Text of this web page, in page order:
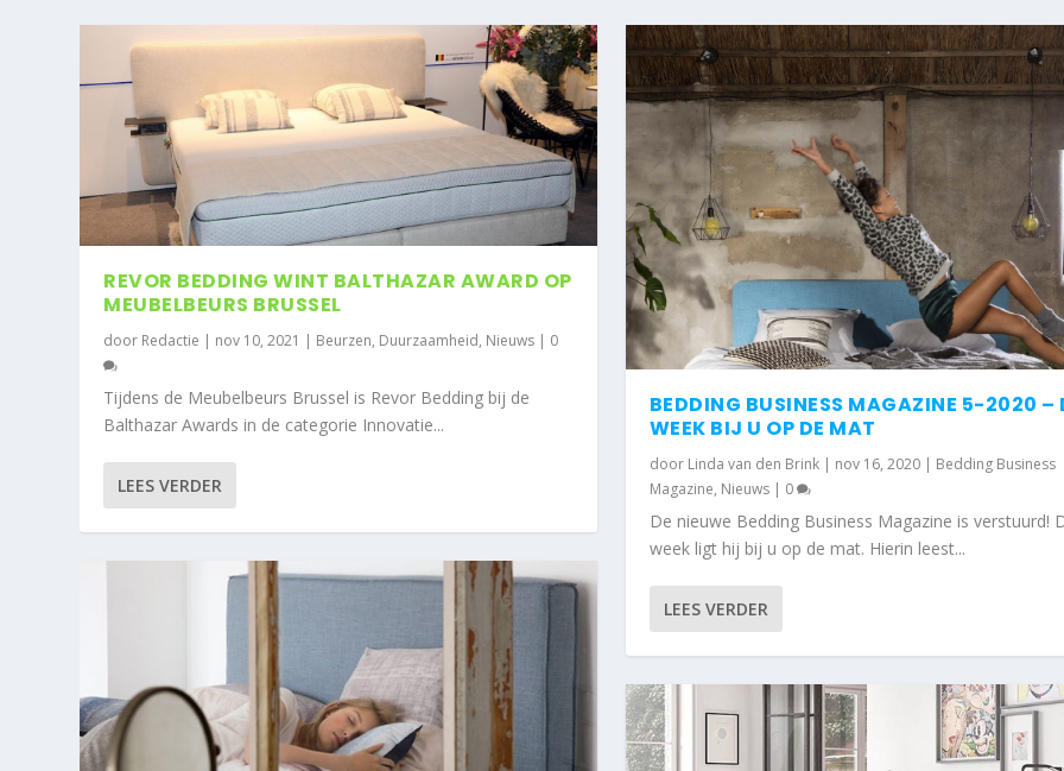
REVOR BEDDING WINT BALTHAZAR AWARD OP
MEUBELBEURS BRUSSEL
door Redactie | nov 10, 2021 | Beurzen, Duurzaamheid, Nieuws | 0
Tijdens de Meubelbeurs Brussel is Revor Bedding bij de
Balthazar Awards in de categorie Innovatie...
LEES VERDER
BEDDING BUSINESS MAGAZINE 5-2020 –
WEEK BIJ U OP DE MAT
door Linda van den Brink| nov 16, 2020| Bedding Business
Magazine, Nieuws| 0
De nieuwe Bedding Business Magazine is verstuurd!
week ligt hij bij u op de mat. Hierin leest...
LEES VERDER